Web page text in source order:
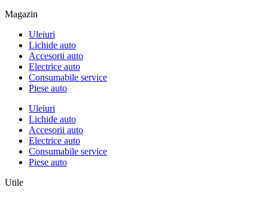
Magazin
Uleiuri
Lichide auto
Accesorii auto
Electrice auto
Consumabile service
Piese auto
Uleiuri
Lichide auto
Accesorii auto
Electrice auto
Consumabile service
Piese auto
Utile